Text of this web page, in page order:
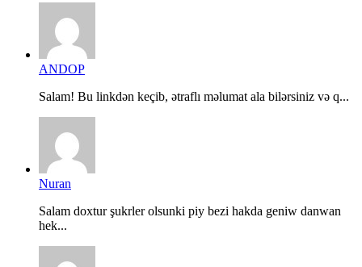
ANDOP
Salam! Bu linkdən keçib, ətraflı məlumat ala bilərsiniz və q...
Nuran
Salam doxtur şukrler olsunki piy bezi hakda geniw danwan
hek...